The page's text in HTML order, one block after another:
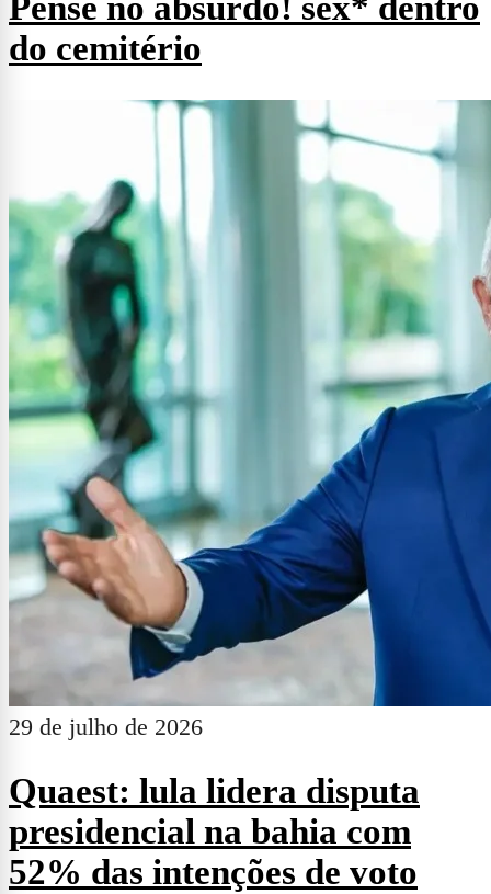
Pense no absurdo! sex* dentro
do cemitério
29 de julho de 2026
Quaest: lula lidera disputa
presidencial na bahia com
52% das intenções de voto